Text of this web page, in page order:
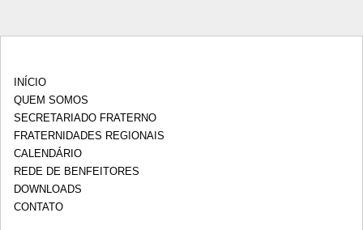
INÍCIO
QUEM SOMOS
SECRETARIADO FRATERNO
FRATERNIDADES REGIONAIS
CALENDÁRIO
REDE DE BENFEITORES
DOWNLOADS
CONTATO